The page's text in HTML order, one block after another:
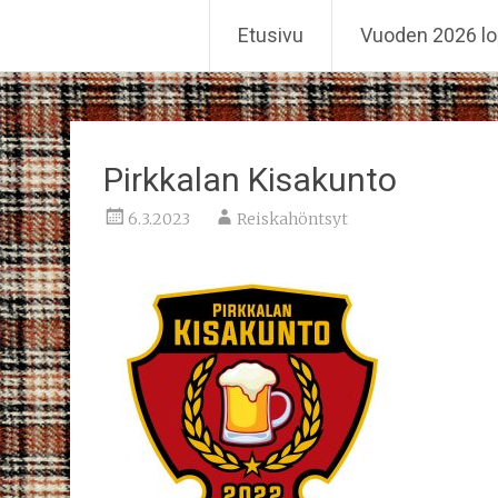
Skip
to
content
Reiskahöntsyn MM-kisat
Etusivu Vuoden 2026
Pirkkalan Kisakunto
6.3.2023 Reiskahöntsyt